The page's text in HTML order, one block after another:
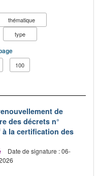
thématique
type
100
de
des décrets n°
à la certification des
Date de signature : 06-